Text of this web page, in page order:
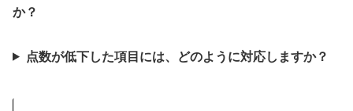
か？
点数が低下した項目には、どのように対応しますか？